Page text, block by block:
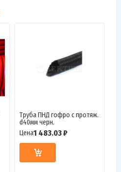
Труба ПНД гофро с протяж.
d40мм черн.
Цена1 483.03 ₽